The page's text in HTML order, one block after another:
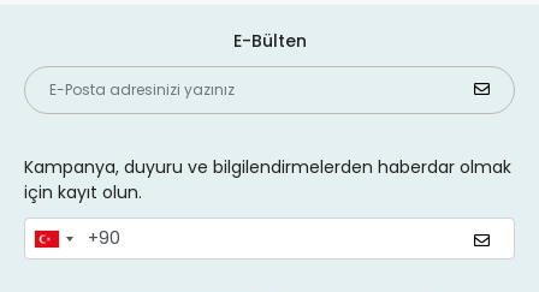
E-Bülten
Kampanya, duyuru ve bilgilendirmelerden haberdar olmak
için kayıt olun.